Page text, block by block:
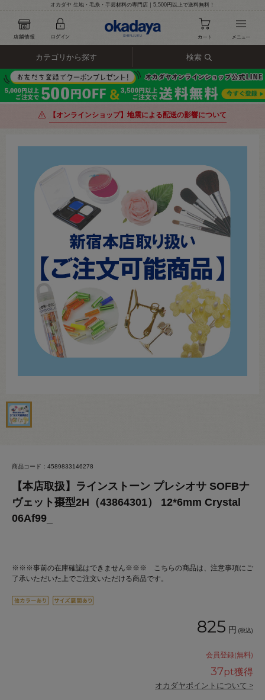
オカダヤ 生地・毛糸・手芸材料の専門店｜5,500円以上で送料無料！
カテゴリから探す 検索
【オンラインショップ】地震による配送の影響について
商品コード：4589833146278
【本店取扱】ラインストーン プレシオサ SOFBナ
ヴェット棗型2H（43864301） 12*6mm Crystal
06Af99_
※※※事前の在庫確認はできません※※※ こちらの商品は、注意事項にご
了承いただいた上でご注文いただける商品です。
825 円 (税込)
会員登録(無料)
37pt獲得
オカダヤポイントについて >